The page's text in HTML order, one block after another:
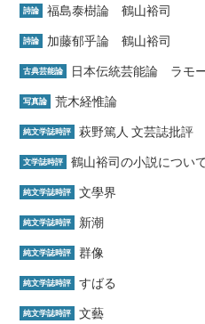
詩論 福島泰樹論 鶴山裕司
詩論 加藤郁乎論 鶴山裕司
古典芸能論 日本伝統芸能論 ラモ
写真論 荒木経惟論
純文学誌時評 萩野篤人 文芸誌批評
文学誌時評 鶴山裕司の小説につい
純文学誌時評 文學界
純文学誌時評 新潮
純文学誌時評 群像
純文学誌時評 すばる
純文学誌時評 文藝